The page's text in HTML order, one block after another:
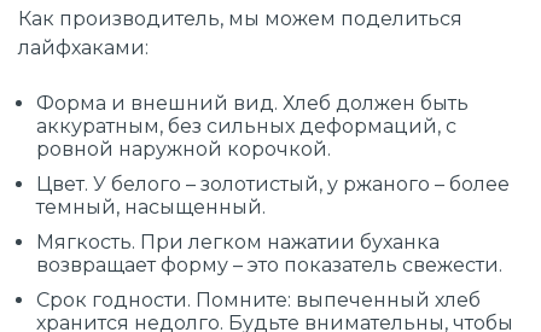
Как производитель, мы можем поделиться
лайфхаками:
Форма и внешний вид. Хлеб должен быть
аккуратным, без сильных деформаций, с
ровной наружной корочкой.
Цвет. У белого – золотистый, у ржаного – более
темный, насыщенный.
Мягкость. При легком нажатии буханка
возвращает форму – это показатель свежести.
Срок годности. Помните: выпеченный хлеб
хранится недолго. Будьте внимательны, чтобы